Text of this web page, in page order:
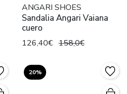
ANGARI SHOES
Sandalia Angari Vaiana
cuero
126,40€ 158,0€
20%